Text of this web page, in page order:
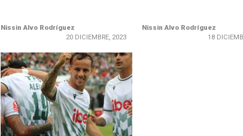
Nissin Alvo Rodríguez
20 DICIEMBRE, 2023
Nissin Alvo Rodríguez
18
LEER MÁS